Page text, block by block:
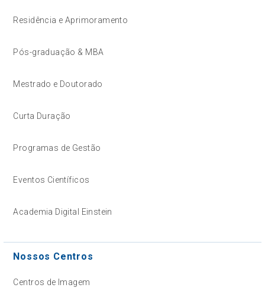
Residência e Aprimoramento
Pós-graduação & MBA
Mestrado e Doutorado
Curta Duração
Programas de Gestão
Eventos Científicos
Academia Digital Einstein
Nossos Centros
Centros de Imagem